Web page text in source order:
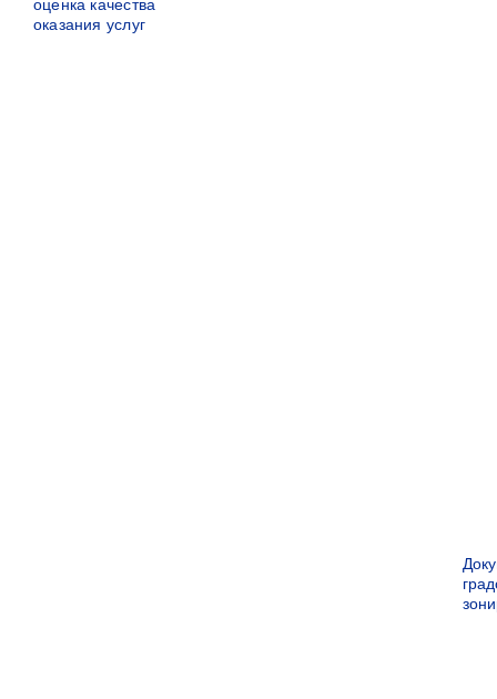
оценка качества
оказания услуг